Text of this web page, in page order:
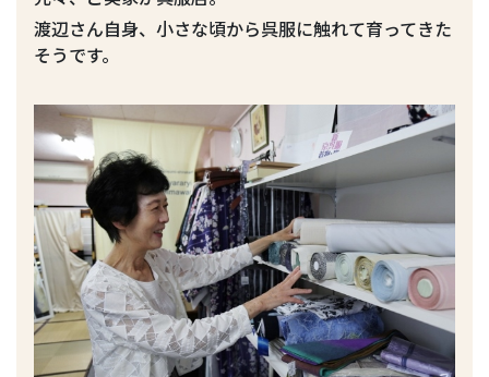
渡辺さん自身、小さな頃から呉服に触れて育ってきた
そうです。